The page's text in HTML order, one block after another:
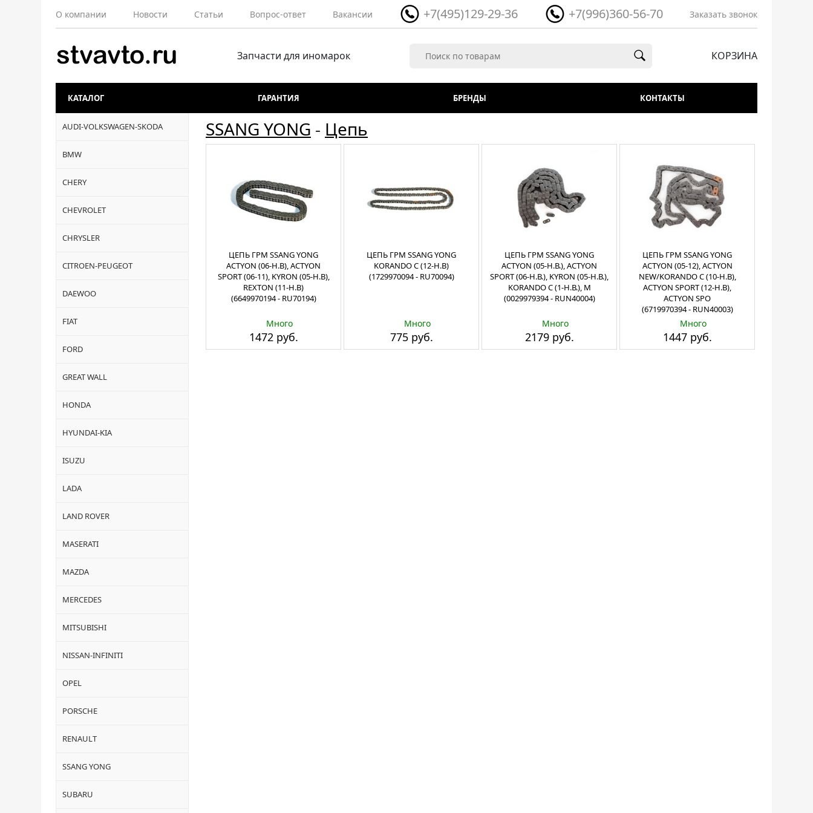
О компании Новости Статьи Вопрос-ответ Вакансии +7(495)129-29-36 +7(996)360-56-70 Заказать звонок
Запчасти для иномарок КОРЗИНА
КАТАЛОГ ГАРАНТИЯ БРЕНДЫ КОНТАКТЫ
AUDI-VOLKSWAGEN-SKODA
BMW
CHERY
CHEVROLET
CHRYSLER
CITROEN-PEUGEOT
DAEWOO
FIAT
FORD
GREAT WALL
HONDA
HYUNDAI-KIA
ISUZU
LADA
LAND ROVER
MASERATI
MAZDA
MERCEDES
MITSUBISHI
NISSAN-INFINITI
OPEL
PORSCHE
RENAULT
SSANG YONG
SUBARU
SSANG YONG - Цепь
ЦЕПЬ ГРМ SSANG YONG
ACTYON (06-Н.В), ACTYON
SPORT (06-11), KYRON (05-Н.В),
REXTON (11-Н.В)
(6649970194 - RU70194)
Много
1472 руб.
ЦЕПЬ ГРМ SSANG YONG
KORANDO C (12-Н.В)
(1729970094 - RU70094)
Много
775 руб.
ЦЕПЬ ГРМ SSANG YONG
ACTYON (05-Н.В.), ACTYON
SPORT (06-Н.В.), KYRON (05-Н.В.),
KORANDO C (1-Н.В.), M
(0029979394 - RUN40004)
Много
2179 руб.
ЦЕПЬ ГРМ SSANG YONG
ACTYON (05-12), ACTYON
NEW/KORANDO C (10-Н.В),
ACTYON SPORT (12-Н.В),
ACTYON SPO
(6719970394 - RUN40003)
Много
1447 руб.